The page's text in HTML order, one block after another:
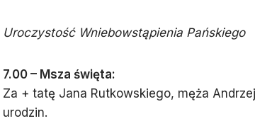
Uroczystość Wniebowstąpienia Pańskiego
7.00 – Msza święta:
Za + tatę Jana Rutkowskiego, męża
urodzin.